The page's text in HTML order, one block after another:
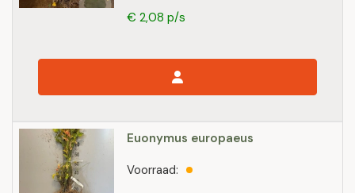
€ 2,08 p/s
Euonymus europaeus
Voorraad: